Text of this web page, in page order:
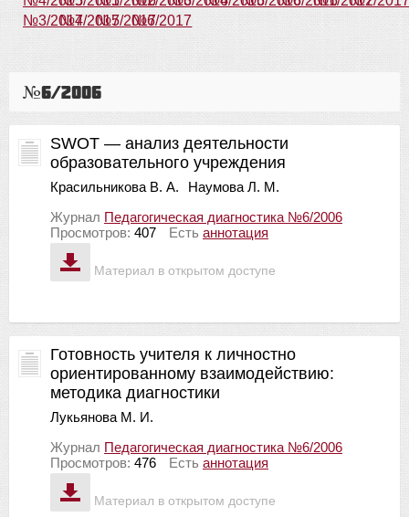
№3/2017№4/2017№5/2017№6/2017
№6/2006
Материал в открытом доступе
SWOT — анализ деятельности
образовательного учреждения
Красильникова В. А.
Наумова Л. М.
Журнал Педагогическая диагностика №6/2006
Просмотров: 407 Есть аннотация
Материал в открытом доступе
Готовность учителя к личностно
ориентированному взаимодействию:
методика диагностики
Лукьянова М. И.
Журнал Педагогическая диагностика №6/2006
Просмотров: 476 Есть аннотация